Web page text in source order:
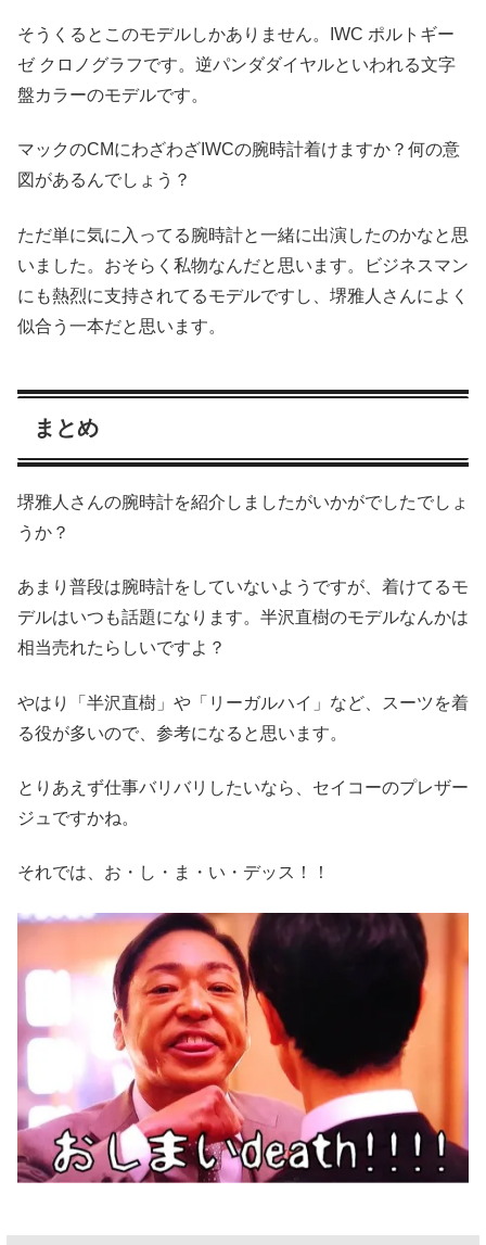
そうくるとこのモデルしかありません。IWC ポルトギー
ゼ クロノグラフです。逆パンダダイヤルといわれる文字
盤カラーのモデルです。
マックのCMにわざわざIWCの腕時計着けますか？何の意
図があるんでしょう？
ただ単に気に入ってる腕時計と一緒に出演したのかなと思
いました。おそらく私物なんだと思います。ビジネスマン
にも熱烈に支持されてるモデルですし、堺雅人さんによく
似合う一本だと思います。
まとめ
堺雅人さんの腕時計を紹介しましたがいかがでしたでしょ
うか？
あまり普段は腕時計をしていないようですが、着けてるモ
デルはいつも話題になります。半沢直樹のモデルなんかは
相当売れたらしいですよ？
やはり「半沢直樹」や「リーガルハイ」など、スーツを着
る役が多いので、参考になると思います。
とりあえず仕事バリバリしたいなら、セイコーのプレザー
ジュですかね。
それでは、お・し・ま・い・デッス！！